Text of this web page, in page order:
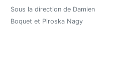
Sous la direction de Damien
Boquet et Piroska Nagy